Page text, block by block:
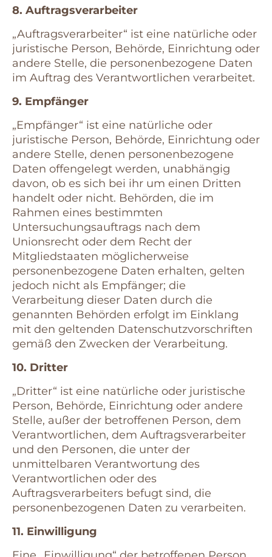
8. Auftragsverarbeiter
„Auftragsverarbeiter“ ist eine natürliche oder
juristische Person, Behörde, Einrichtung oder
andere Stelle, die personenbezogene Daten
im Auftrag des Verantwortlichen verarbeitet.
9. Empfänger
„Empfänger“ ist eine natürliche oder
juristische Person, Behörde, Einrichtung oder
andere Stelle, denen personenbezogene
Daten offengelegt werden, unabhängig
davon, ob es sich bei ihr um einen Dritten
handelt oder nicht. Behörden, die im
Rahmen eines bestimmten
Untersuchungsauftrags nach dem
Unionsrecht oder dem Recht der
Mitgliedstaaten möglicherweise
personenbezogene Daten erhalten, gelten
jedoch nicht als Empfänger; die
Verarbeitung dieser Daten durch die
genannten Behörden erfolgt im Einklang
mit den geltenden Datenschutzvorschriften
gemäß den Zwecken der Verarbeitung.
10. Dritter
„Dritter“ ist eine natürliche oder juristische
Person, Behörde, Einrichtung oder andere
Stelle, außer der betroffenen Person, dem
Verantwortlichen, dem Auftragsverarbeiter
und den Personen, die unter der
unmittelbaren Verantwortung des
Verantwortlichen oder des
Auftragsverarbeiters befugt sind, die
personenbezogenen Daten zu verarbeiten.
11. Einwilligung